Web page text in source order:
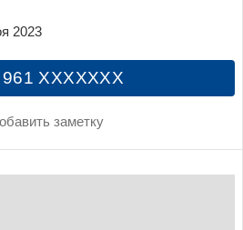
961 XXXXXXX
заметку
2023